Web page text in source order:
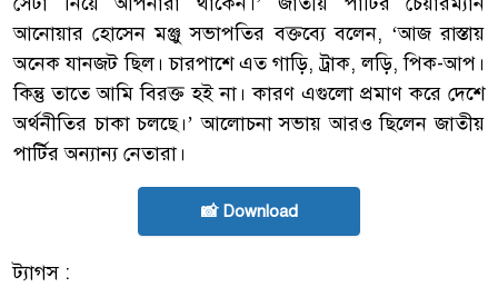
আনোয়ার হোসেন মঞ্জু সভাপতির বক্তব্যে বলেন, ‘আজ রাস্তায়
অনেক যানজট ছিল। চারপাশে এত গাড়ি, ট্রাক, লড়ি, পিক-আপ।
কিন্তু তাতে আমি বিরক্ত হই না। কারণ এগুলো প্রমাণ করে দেশে
অর্থনীতির চাকা চলছে।’ আলোচনা সভায় আরও ছিলেন জাতীয়
পার্টির অন্যান্য নেতারা।
📸 Download
ট্যাগস :